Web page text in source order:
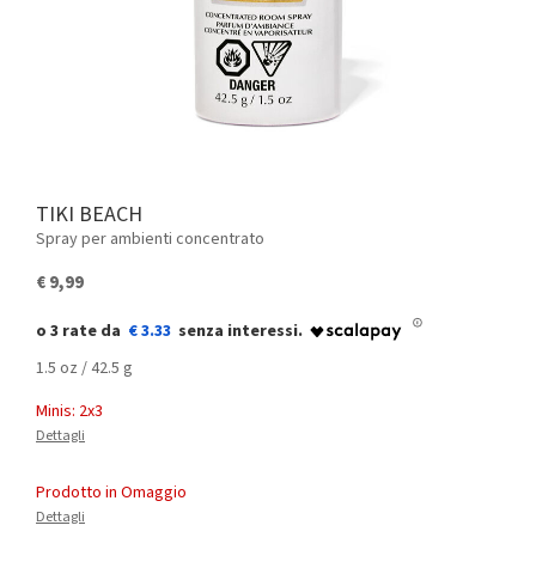
TIKI BEACH
Spray per ambienti concentrato
€ 9,99
€ 3.33
1.5 oz / 42.5 g
Minis: 2x3
Dettagli
Prodotto in Omaggio
Dettagli